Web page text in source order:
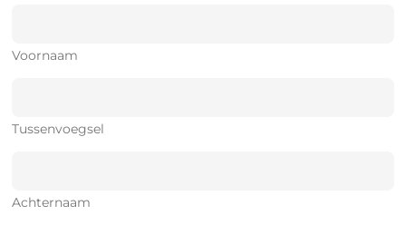
Voornaam
Tussenvoegsel
Achternaam